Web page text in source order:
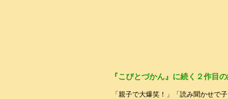
『こびとづかん』に続く２作目の
「親子で大爆笑！」「読み聞かせで